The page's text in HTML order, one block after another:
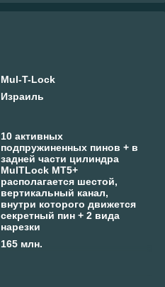
Mul-T-Lock
Израиль
10 активных
подпружиненных пинов + в
задней части цилиндра
MulTLock МТ5+
располагается шестой,
вертикальный канал,
внутри которого движется
секретный пин + 2 вида
нарезки
165 млн.